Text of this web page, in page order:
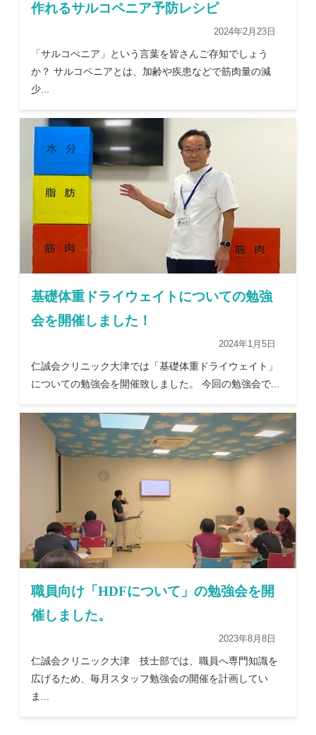
作れるサルコペニア予防レシピ
2024年2月23日
「サルコぺニア」という言葉を皆さんご存知でしょう
か？ サルコペニアとは、加齢や疾患などで筋肉量の減
少...
基礎体重ドライウェイトについての勉強
会を開催しました！
2024年1月5日
仁誠会クリニック大津では「基礎体重ドライウェイト」
についての勉強会を開催致しました。 今回の勉強会で...
職員向け「HDFについて」の勉強会を開
催しました。
2023年8月8日
仁誠会クリニック大津 技士部では、職員へ専門知識を
広げるため、毎月スタッフ勉強会の開催を計画してい
ま...